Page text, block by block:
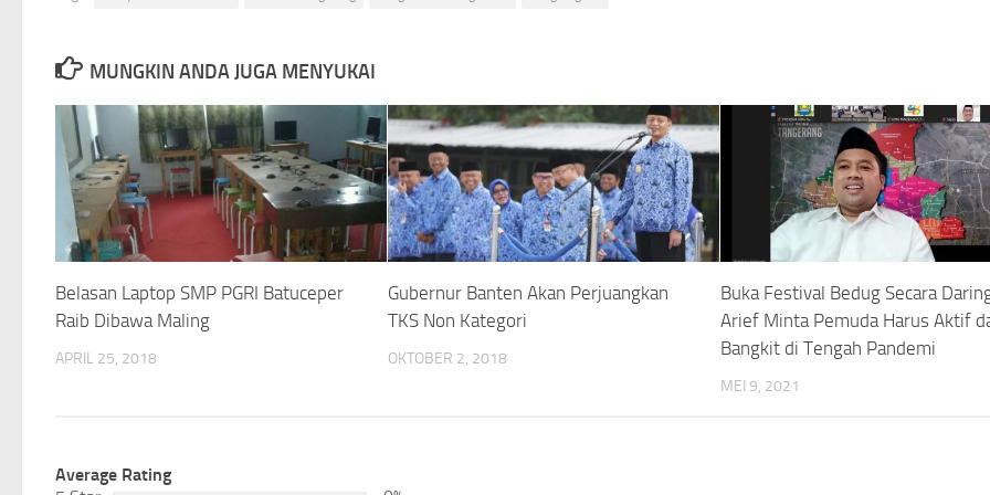
MUNGKIN ANDA JUGA MENYUKAI
Belasan Laptop SMP PGRI Batuceper
Raib Dibawa Maling
APRIL 25, 2018
Gubernur Banten Akan Perjuangkan
TKS Non Kategori
OKTOBER 2, 2018
Buka Festival Bedug Secara
Arief Minta Pemuda Harus Aktif
Bangkit di Tengah Pandemi
MEI 9, 2021
Average Rating